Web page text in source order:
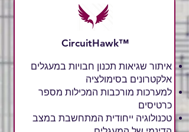
CircuitHawk™
איתור שגיאות תכנון חבויות במעגלים
אלקטרונים בסימולציה
למערכות מורכבות המכילות מספר
כרטיסים
טכנולוגיה ייחודית המתחשבת במצב